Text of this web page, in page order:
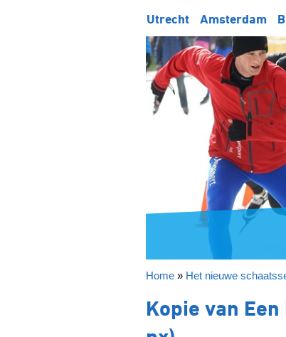
Utrecht Amsterdam
Home » Het nieuwe
Kopie van